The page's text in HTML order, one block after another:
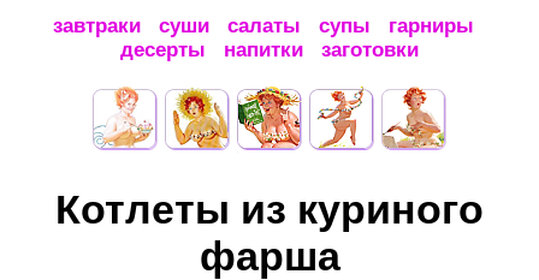
завтраки суши салаты супы
гарниры
десерты
напитки заготовки
Котлеты из куриного
фарша